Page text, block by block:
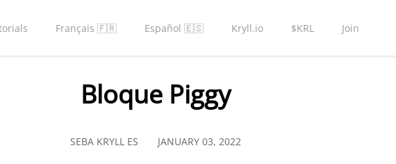
Français 🇫🇷 Español 🇪🇸 Kryll.io $KRL Join
Bloque Piggy
SEBA KRYLL ES JANUARY 03, 2022